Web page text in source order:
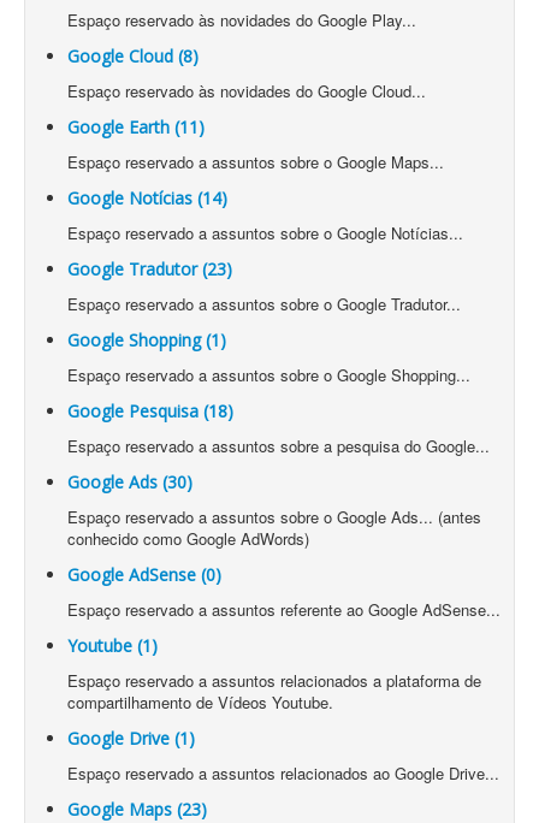
Espaço reservado às novidades do Google Play...
Google Cloud (8)
Espaço reservado às novidades do Google Cloud...
Google Earth (11)
Espaço reservado a assuntos sobre o Google Maps...
Google Notícias (14)
Espaço reservado a assuntos sobre o Google Notícias...
Google Tradutor (23)
Espaço reservado a assuntos sobre o Google Tradutor...
Google Shopping (1)
Espaço reservado a assuntos sobre o Google Shopping...
Google Pesquisa (18)
Espaço reservado a assuntos sobre a pesquisa do Google...
Google Ads (30)
Espaço reservado a assuntos sobre o Google Ads... (antes
conhecido como Google AdWords)
Google AdSense (0)
Espaço reservado a assuntos referente ao Google AdSense...
Youtube (1)
Espaço reservado a assuntos relacionados a plataforma de
compartilhamento de Vídeos Youtube.
Google Drive (1)
Espaço reservado a assuntos relacionados ao Google Drive...
Google Maps (23)